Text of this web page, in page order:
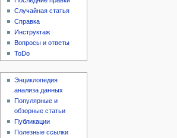
Случайная статья
Справка
Инструктаж
Вопросы и ответы
ToDo
Энциклопедия
анализа данных
Популярные и
обзорные статьи
Публикации
Полезные ссылки